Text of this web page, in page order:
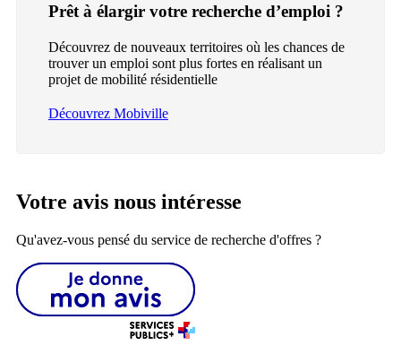
Prêt à élargir votre recherche d’emploi ?
Découvrez de nouveaux territoires où les chances de
trouver un emploi sont plus fortes en réalisant un
projet de mobilité résidentielle
Découvrez Mobiville
Votre avis nous intéresse
Qu'avez-vous pensé du service de recherche d'offres ?